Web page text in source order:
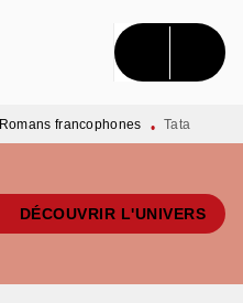
CONTENU
Romans francophones • Tata
DÉCOUVRIR L'UNIVERS